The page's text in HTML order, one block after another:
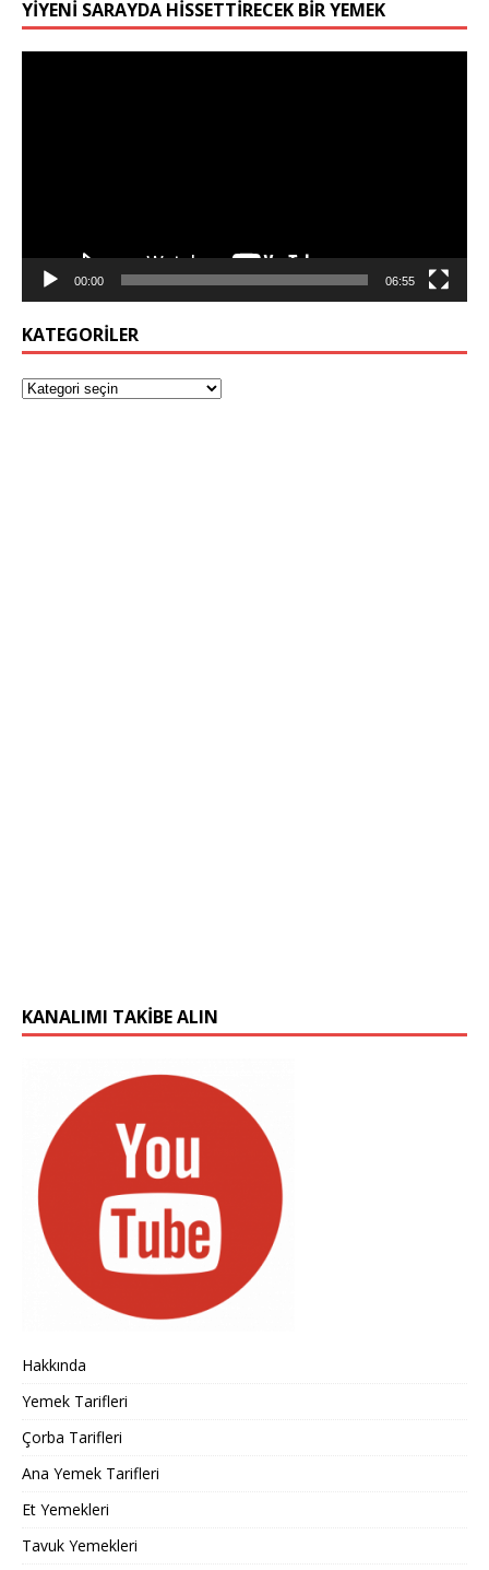
YIYENI SARAYDA HISSETTIRECEK BIR YEMEK
00:00 06:55
KATEGORILER
KANALIMI TAKIBE ALIN
Hakkında
Yemek Tarifleri
Çorba Tarifleri
Ana Yemek Tarifleri
Et Yemekleri
Tavuk Yemekleri